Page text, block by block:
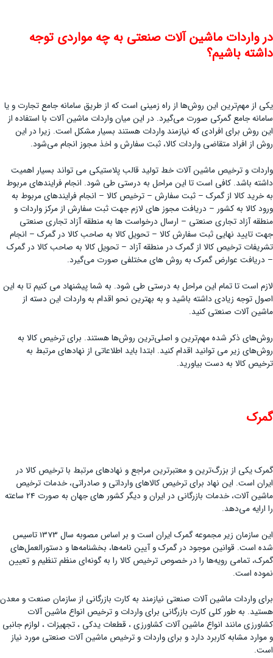
در واردات ماشین آلات صنعتی به چه مواردی توجه
داشته باشیم؟
یکی از مهم‌ترین این روش‌ها از راه زمینی است که از طریق سامانه جامع تجارت و یا
سامانه جامع گمرکی صورت می‌گیرد. در این میان واردات ماشین آلات با استفاده از
این روش برای افرادی که نیازمند واردات هستند بسیار مشکل است. زیرا در این
روش از افراد متقاضی واردات کالا، ثبت سفارش و اخذ مجوز انجام می‌شود.
واردات و ترخیص ماشین آلات خط تولید قالب پلاستیکی می تواند بسیار اهمیت
داشته باشد. کافی است تا این مراحل به درستی طی شود. انجام فرایند‌های مربوط
به خرید کالا از گمرک – ثبت سفارش – ترخیص کالا – انجام فرایند‌های مربوط به
ورود کالا به کشور – دریافت مجوز های لازم جهت ثبت سفارش از مرکز واردات و
منطقه آزاد تجاری صنعتی – ارسال درخواست ها به منطقه آزاد تجاری صنعتی
جهت تایید نهایی ثبت سفارش کالا – تحویل کالا به صاحب کالا در گمرک – انجام
تشریفات ترخیص کالا از گمرک در منطقه آزاد – تحویل کالا به صاحب کالا در گمرک
– دریافت عوارض گمرک به روش های مختلفی صورت می‌گیرد.
لازم است تا تمام این مراحل به درستی طی شود. به شما پیشنهاد می کنیم تا به این
اصول توجه زیادی داشته باشید و به بهترین نحو اقدام به واردات این دسته از
ماشین آلات صنعتی کنید.
روش‌های ذکر شده مهم‌ترین و اصلی‌ترین روش‌ها هستند. برای ترخیص کالا به
روش‌های زیر می توانید اقدام کنید. ابتدا باید اطلاعاتی از نهادهای مرتبط به
ترخیص کالا به دست بیاورید.
گمرک
گمرک یکی از بزرگ‌ترین و معتبرترین مراجع و نهاد‌های مرتبط با ترخیص کالا در
ایران است. این نهاد برای ترخیص کالا‌های وارداتی و صادراتی، خدمات ترخیص
ماشین آلات، خدمات بازرگانی در ایران و دیگر کشور های جهان به صورت 24 ساعته
را ارایه می‌دهد.
این سازمان زیر مجموعه گمرک ایران است و بر اساس مصوبه سال 1373 تاسیس
شده است. قوانین موجود در گمرک و آیین نامه‌ها، بخشنامه‌ها و دستورالعمل‌های
گمرک، تمامی رویه‌ها را در خصوص ترخیص کالا را به گونه‌ای منظم تنظیم و تعیین
نموده است.
برای واردات ماشین آلات صنعتی نیازمند به کارت بازرگانی از سازمان صنعت و معدن
هستید. به طور کلی کارت بازرگانی برای واردات و ترخیص انواع ماشین آلات
کشاورزی مانند انواع ماشین آلات کشاورزی ، قطعات یدکی ، تجهیزات ، لوازم جانبی
و موارد مشابه کاربرد دارد و برای واردات و ترخیص ماشین آلات صنعتی مورد نیاز
است.